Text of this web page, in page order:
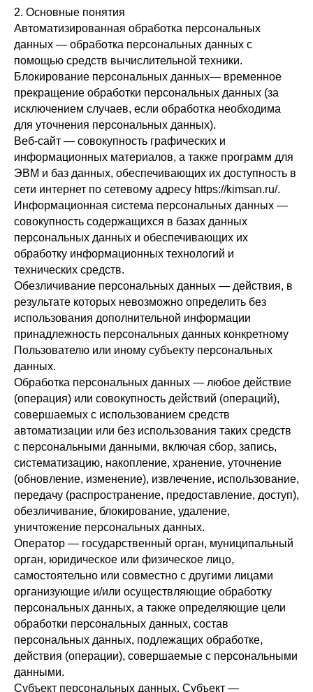
2. Основные понятия
Автоматизированная обработка персональных
данных — обработка персональных данных с
помощью средств вычислительной техники.
Блокирование персональных данных— временное
прекращение обработки персональных данных (за
исключением случаев, если обработка необходима
для уточнения персональных данных).
Веб-сайт — совокупность графических и
информационных материалов, а также программ для
ЭВМ и баз данных, обеспечивающих их доступность в
сети интернет по сетевому адресу https://kimsan.ru/.
Информационная система персональных данных —
совокупность содержащихся в базах данных
персональных данных и обеспечивающих их
обработку информационных технологий и
технических средств.
Обезличивание персональных данных — действия, в
результате которых невозможно определить без
использования дополнительной информации
принадлежность персональных данных конкретному
Пользователю или иному субъекту персональных
данных.
Обработка персональных данных — любое действие
(операция) или совокупность действий (операций),
совершаемых с использованием средств
автоматизации или без использования таких средств
с персональными данными, включая сбор, запись,
систематизацию, накопление, хранение, уточнение
(обновление, изменение), извлечение, использование,
передачу (распространение, предоставление, доступ),
обезличивание, блокирование, удаление,
уничтожение персональных данных.
Оператор — государственный орган, муниципальный
орган, юридическое или физическое лицо,
самостоятельно или совместно с другими лицами
организующие и/или осуществляющие обработку
персональных данных, а также определяющие цели
обработки персональных данных, состав
персональных данных, подлежащих обработке,
действия (операции), совершаемые с персональными
данными.
Субъект персональных данных, Субъект —